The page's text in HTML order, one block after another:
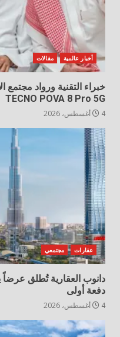
أخبار عالمية مقالات
خبراء التقنية ورواد مجتمع
TECNO POVA 8 Pro 5G
4 أغسطس، 2026
عقارات مجتمعي
دانوب العقارية تُطلق
دفعة أولى
4 أغسطس، 2026